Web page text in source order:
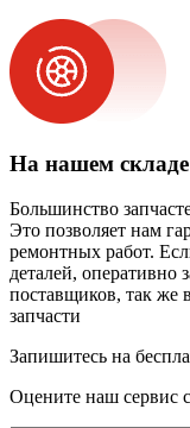
На нашем складе
Большинство
Это позволяет нам
ремонтных работ.
деталей, оперативно
поставщиков, так же
запчасти
Запишитесь на
Оцените наш сервис